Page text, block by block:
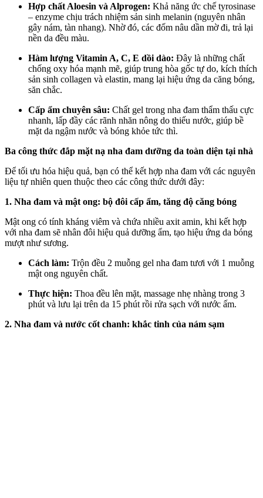
Hợp chất Aloesin và Alprogen: Khả năng ức chế tyrosinase
– enzyme chịu trách nhiệm sản sinh melanin (nguyên nhân
gây nám, tàn nhang). Nhờ đó, các đốm nâu dần mờ đi, trả lại
nền da đều màu.
Hàm lượng Vitamin A, C, E dồi dào: Đây là những chất
chống oxy hóa mạnh mẽ, giúp trung hòa gốc tự do, kíc‌h thí‌ch
sản sinh collagen và elastin, mang lại hiệu ứng da căng bóng,
săn chắc.
Cấp ẩm chuyên sâu: Chất gel trong nha đam thẩm thấu cực
nhanh, lấp đầy các rãnh nhăn nông do thiếu nước, giúp bề
mặt da ngậm nước và bóng khỏe tức thì.
Ba công thức đắp mặt nạ nha đam dưỡng da toàn diện tại nhà
Để tối ưu hóa hiệu quả, bạn có thể kết hợp nha đam với các nguyên
liệu tự nhiên quen thuộc theo các công thức dưới đây:
1. Nha đam và mật ong: bộ đôi cấp ẩm, tăng độ căng bóng
Mật ong có tính kháng viêm và chứa nhiều axit amin, khi kết hợp
với nha đam sẽ nhân đôi hiệu quả dưỡng ẩm, tạo hiệu ứng da bóng
mượt như sương.
Cách làm: Trộn đều 2 muỗng gel nha đam tươi với 1 muỗng
mật ong nguyên chất.
Thực hiện: Thoa đều lên mặt, massage nhẹ nhàng trong 3
phút và lưu lại trên da 15 phút rồi rửa sạch với nước ấm.
2. Nha đam và nước cốt chanh: khắc tinh của nám sạm